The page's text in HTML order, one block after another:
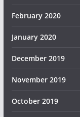
February 2020
January 2020
December 2019
November 2019
October 2019